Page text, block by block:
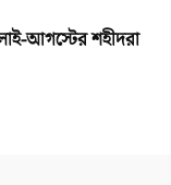
আগস্টের শহীদরা